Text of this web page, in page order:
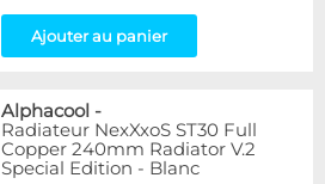
Ajouter au panier
Alphacool -
Radiateur NexXxoS ST30 Full
Copper 240mm Radiator V.2
Special Edition - Blanc